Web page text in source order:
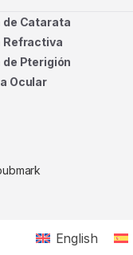
de Catarata
Refractiva
de Pterigión
Ocular
English